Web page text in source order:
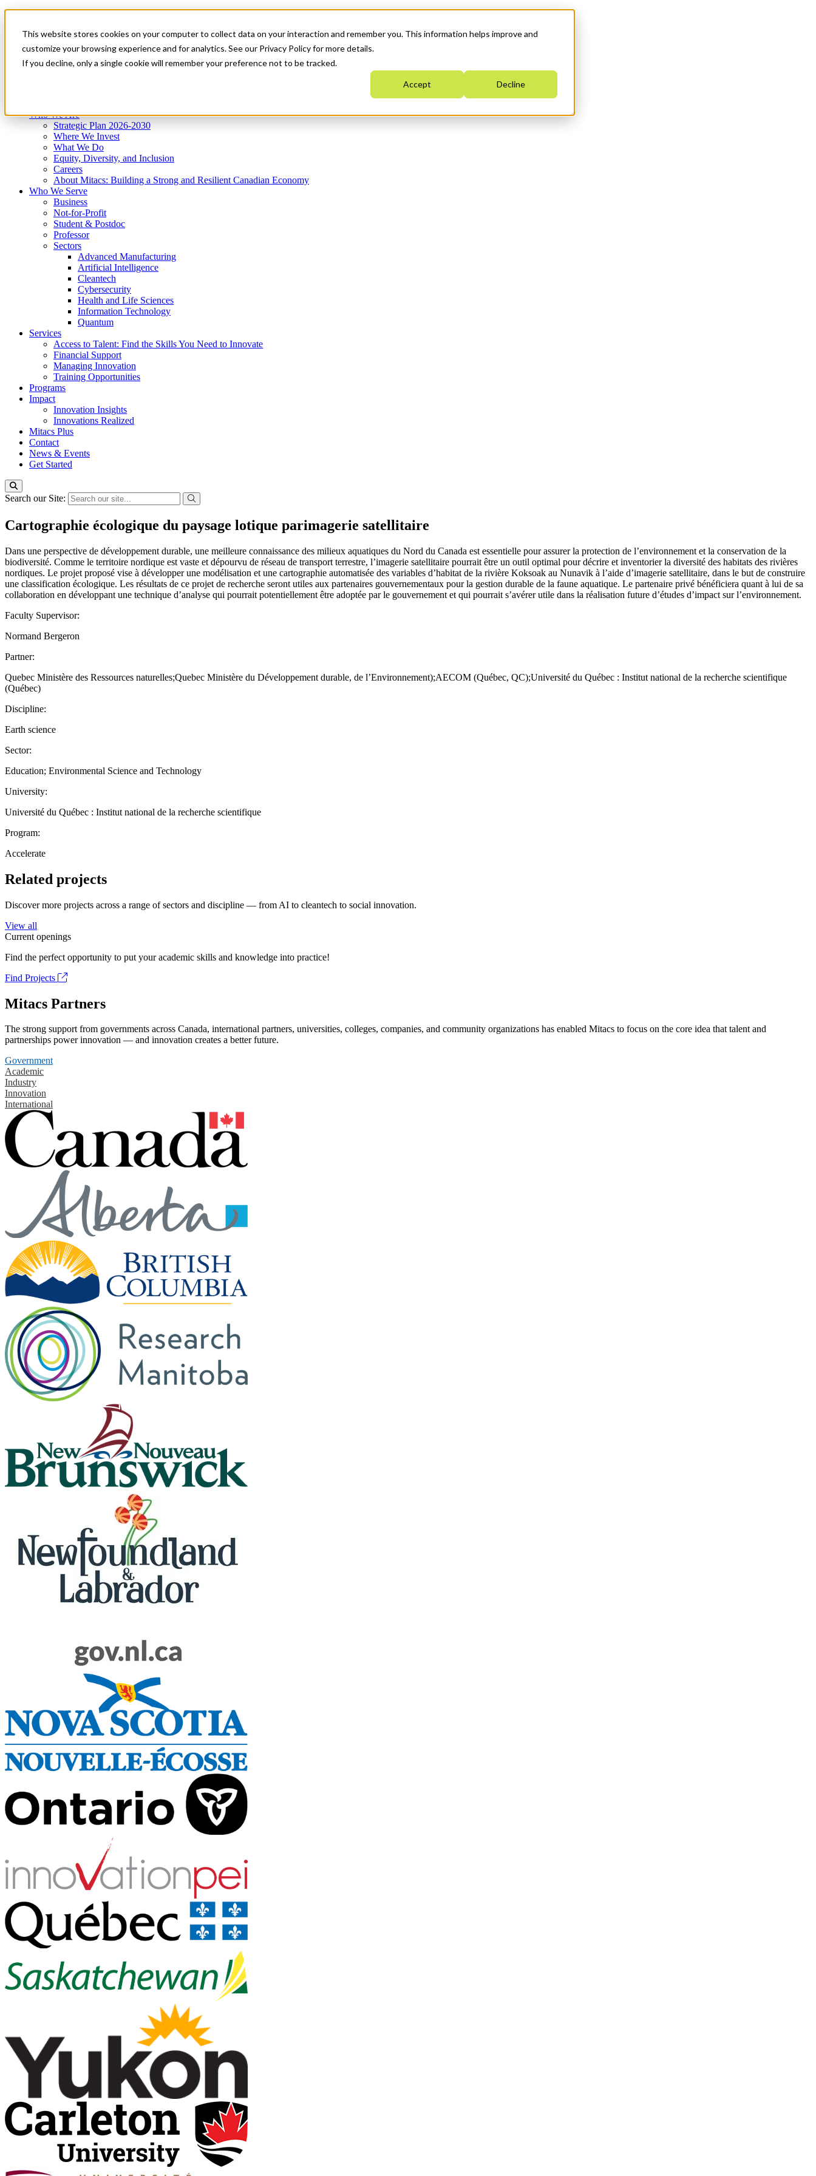
This website stores cookies on your computer to collect data on your interaction and remember you. This information helps improve and
customize your browsing experience and for analytics. See our Privacy Policy for more details.
If you decline, only a single cookie will remember your preference not to be tracked.
Accept Decline
News & Events
Get Started
Menu
Who We Are
Strategic Plan 2026-2030
Where We Invest
What We Do
Equity, Diversity, and Inclusion
Careers
About Mitacs: Building a Strong and Resilient Canadian Economy
Who We Serve
Business
Not-for-Profit
Student & Postdoc
Professor
Sectors
Advanced Manufacturing
Artificial Intelligence
Cleantech
Cybersecurity
Health and Life Sciences
Information Technology
Quantum
Services
Access to Talent: Find the Skills You Need to Innovate
Financial Support
Managing Innovation
Training Opportunities
Programs
Impact
Innovation Insights
Innovations Realized
Mitacs Plus
Contact
News & Events
Get Started
Search our Site:
Cartographie écologique du paysage lotique parimagerie satellitaire
Dans une perspective de développement durable, une meilleure connaissance des milieux aquatiques du Nord du Canada est essentielle pour assurer la protection de l’environnement et la conservation de la
biodiversité. Comme le territoire nordique est vaste et dépourvu de réseau de transport terrestre, l’imagerie satellitaire pourrait être un outil optimal pour décrire et inventorier la diversité des habitats des rivières
nordiques. Le projet proposé vise à développer une modélisation et une cartographie automatisée des variables d’habitat de la rivière Koksoak au Nunavik à l’aide d’imagerie satellitaire, dans le but de construire
une classification écologique. Les résultats de ce projet de recherche seront utiles aux partenaires gouvernementaux pour la gestion durable de la faune aquatique. Le partenaire privé bénéficiera quant à lui de sa
collaboration en développant une technique d’analyse qui pourrait potentiellement être adoptée par le gouvernement et qui pourrait s’avérer utile dans la réalisation future d’études d’impact sur l’environnement.
Faculty Supervisor:
Normand Bergeron
Partner:
Quebec Ministère des Ressources naturelles;Quebec Ministère du Développement durable, de l’Environnement);AECOM (Québec, QC);Université du Québec : Institut national de la recherche scientifique
(Québec)
Discipline:
Earth science
Sector:
Education; Environmental Science and Technology
University:
Université du Québec : Institut national de la recherche scientifique
Program:
Accelerate
Related projects
Discover more projects across a range of sectors and discipline — from AI to cleantech to social innovation.
View all
Current openings
Find the perfect opportunity to put your academic skills and knowledge into practice!
Find Projects
Mitacs Partners
The strong support from governments across Canada, international partners, universities, colleges, companies, and community organizations has enabled Mitacs to focus on the core idea that talent and
partnerships power innovation — and innovation creates a better future.
Government
Academic
Industry
Innovation
International